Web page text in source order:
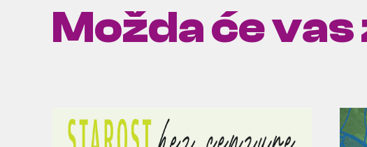
Možda će